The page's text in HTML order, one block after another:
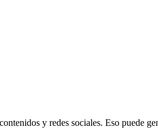
y redes sociales. Eso puede